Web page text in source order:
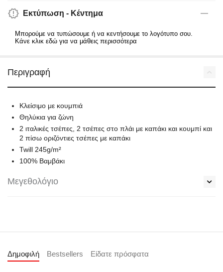
Εκτύπωση - Κέντημα
Μπορούμε να τυπώσουμε ή να κεντήσουμε το λογότυπο σου.
Κάνε κλικ εδώ για να μάθεις περισσότερα
Περιγραφή
Κλείσιμο με κουμπιά
Θηλύκια για ζώνη
2 ιταλικές τσέπες, 2 τσέπες στο πλάι με καπάκι και κουμπί και
2 πίσω οριζόντιες τσέπες με καπάκι
Twill 245g/m²
100% Βαμβάκι
Μεγεθολόγιο
Δημοφιλή Bestsellers Είδατε πρόσφατα